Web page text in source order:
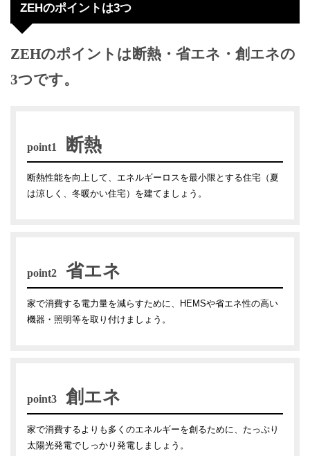
ZEHのポイントは3つ
ZEHのポイントは断熱・省エネ・創エネの
3つです。
point1 断熱
断熱性能を向上して、エネルギーロスを最小限とする住宅（夏
は涼しく、冬暖かい住宅）を建てましょう。
point2 省エネ
家で消費する電力量を減らすために、HEMSや省エネ性の高い
機器・照明等を取り付けましょう。
point3 創エネ
家で消費するよりも多くのエネルギーを創るために、たっぷり
太陽光発電でしっかり発電しましょう。